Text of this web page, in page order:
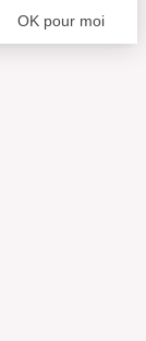
OK pour moi
de gérer vos